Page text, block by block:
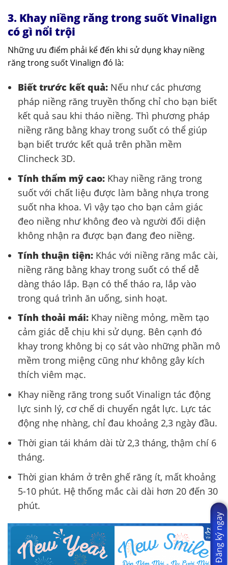
3. Khay niềng răng trong suốt Vinalign
có gì nổi trội
Những ưu điểm phải kể đến khi sử dụng khay niềng
răng trong suốt Vinalign đó là:
Biết trước kết quả: Nếu như các phương
pháp niềng răng truyền thống chỉ cho bạn biết
kết quả sau khi tháo niềng. Thì phương pháp
niềng răng bằng khay trong suốt có thể giúp
bạn biết trước kết quả trên phần mềm
Clincheck 3D.
Tính thẩm mỹ cao: Khay niềng răng trong
suốt với chất liệu được làm bằng nhựa trong
suốt nha khoa. Vì vậy tạo cho bạn cảm giác
đeo niềng như không đeo và người đối diện
không nhận ra được bạn đang đeo niềng.
Tính thuận tiện: Khác với niềng răng mắc cài,
niềng răng bằng khay trong suốt có thể dễ
dàng tháo lắp. Bạn có thể tháo ra, lắp vào
trong quá trình ăn uống, sinh hoạt.
Tính thoải mái: Khay niềng mỏng, mềm tạo
cảm giác dễ chịu khi sử dụng. Bên cạnh đó
khay trong không bị cọ sát vào những phần mô
mềm trong miệng cũng như không gây kích
thích viêm mạc.
Khay niềng răng trong suốt Vinalign tác động
lực sinh lý, cơ chế di chuyển ngắt lực. Lực tác
động nhẹ nhàng, chỉ đau khoảng 2,3 ngày đầu.
Thời gian tái khám dài từ 2,3 tháng, thậm chí 6
tháng.
Thời gian khám ở trên ghế răng ít, mất khoảng
5-10 phút. Hệ thống mắc cài dài hơn 20 đến 30
phút.
Đăng ký ngay